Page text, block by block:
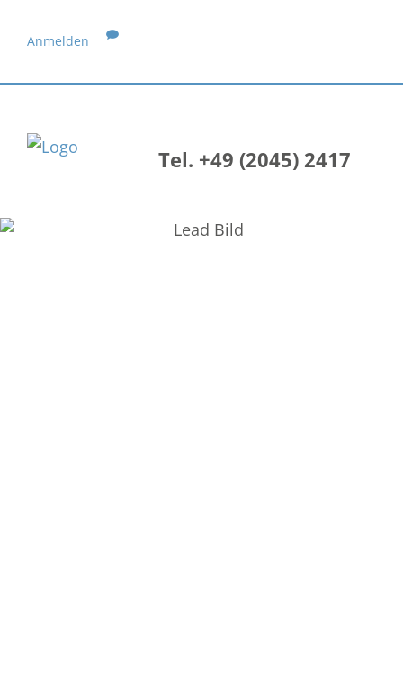
Anmelden
Tel. +49 (2045) 2417